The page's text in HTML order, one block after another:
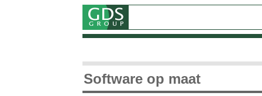
Software op maat